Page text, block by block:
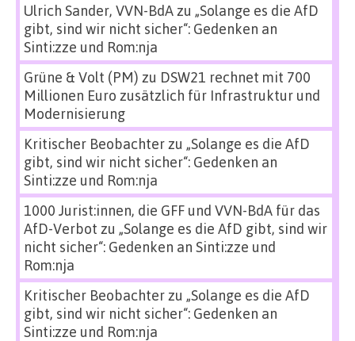
Ulrich Sander, VVN-BdAzu „Solange es die AfD
gibt, sind wir nicht sicher“: Gedenken an
Sinti:zze und Rom:nja
Grüne & Volt (PM) zu DSW21 rechnet mit 700
Millionen Euro zusätzlich für Infrastruktur und
Modernisierung
Kritischer Beobachterzu „Solange es die AfD
gibt, sind wir nicht sicher“: Gedenken an
Sinti:zze und Rom:nja
1000 Jurist:innen, die GFF und VVN-BdA für das
AfD-Verbot zu „Solange es die AfD gibt, sind wir
nicht sicher“: Gedenken an Sinti:zze und
Rom:nja
Kritischer Beobachterzu „Solange es die AfD
gibt, sind wir nicht sicher“: Gedenken an
Sinti:zze und Rom:nja